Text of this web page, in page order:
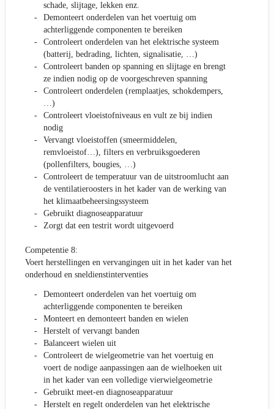
schade, slijtage, lekken enz.
Demonteert onderdelen van het voertuig om
achterliggende componenten te bereiken
Controleert onderdelen van het elektrische systeem
(batterij, bedrading, lichten, signalisatie, …)
Controleert banden op spanning en slijtage en brengt
ze indien nodig op de voorgeschreven spanning
Controleert onderdelen (remplaatjes, schokdempers,
…)
Controleert vloeistofniveaus en vult ze bij indien
nodig
Vervangt vloeistoffen (smeermiddelen,
remvloeistof…), filters en verbruiksgoederen
(pollenfilters, bougies, …)
Controleert de temperatuur van de uitstroomlucht aan
de ventilatieroosters in het kader van de werking van
het klimaatbeheersingssysteem
Gebruikt diagnoseapparatuur
Zorgt dat een testrit wordt uitgevoerd
Competentie 8:
Voert herstellingen en vervangingen uit in het kader van het
onderhoud en sneldienstinterventies
Demonteert onderdelen van het voertuig om
achterliggende componenten te bereiken
Monteert en demonteert banden en wielen
Herstelt of vervangt banden
Balanceert wielen uit
Controleert de wielgeometrie van het voertuig en
voert de nodige aanpassingen aan de wielhoeken uit
in het kader van een volledige vierwielgeometrie
Gebruikt meet-en diagnoseapparatuur
Herstelt en regelt onderdelen van het elektrische